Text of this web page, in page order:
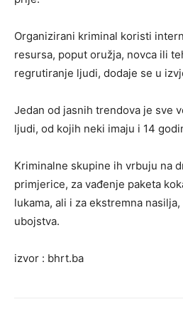
Organizirani kriminal koristi
resursa, poput oružja, novca ili
regrutiranje ljudi, dodaje se u
Jedan od jasnih trendova je sve
ljudi, od kojih neki imaju i 14
Kriminalne skupine ih vrbuju na
primjerice, za vađenje paketa
lukama, ali i za ekstremna
ubojstva.
izvor : bhrt.ba